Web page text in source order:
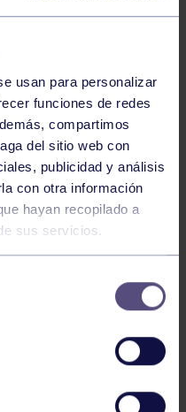
usan para personalizar
funciones de redes
compartimos
del sitio web con
publicidad y análisis
con otra información
hayan recopilado a
sus servicios.
AL